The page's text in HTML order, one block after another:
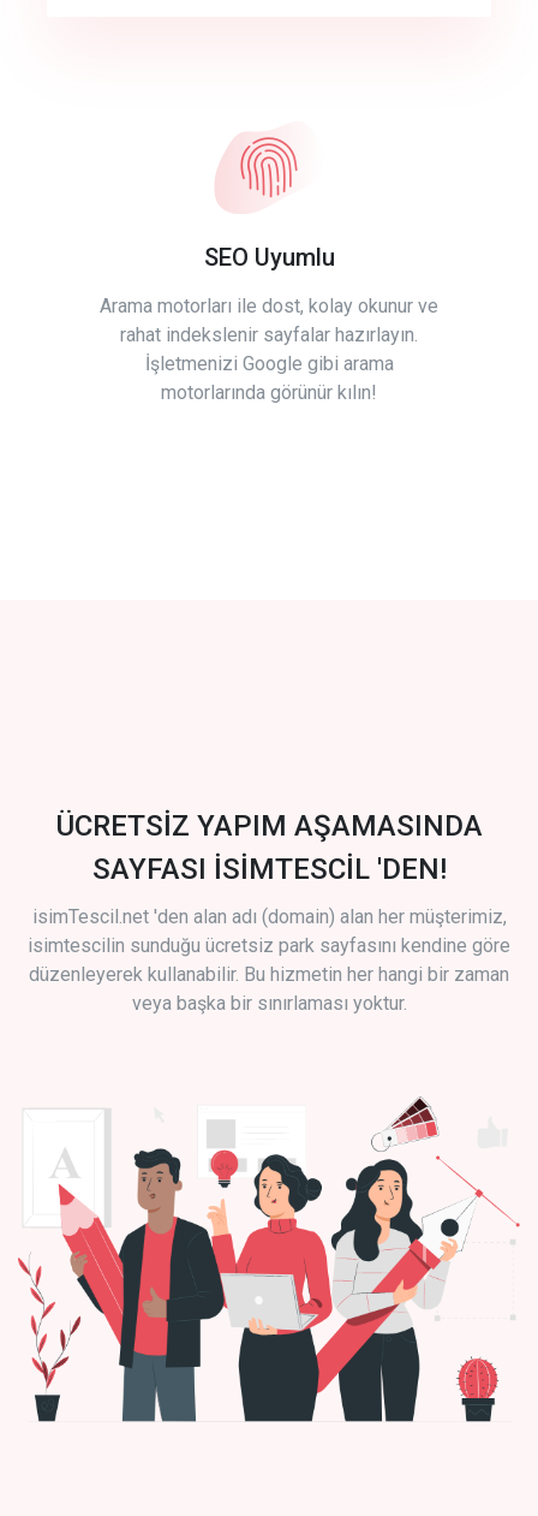
SEO Uyumlu
Arama motorları ile dost, kolay okunur ve
rahat indekslenir sayfalar hazırlayın.
İşletmenizi Google gibi arama
motorlarında görünür kılın!
ÜCRETSİZ YAPIM AŞAMASINDA
SAYFASI İSİMTESCİL 'DEN!
isimTescil.net 'den alan adı (domain) alan her müşterimiz,
isimtescilin sunduğu ücretsiz park sayfasını kendine göre
düzenleyerek kullanabilir. Bu hizmetin her hangi bir zaman
veya başka bir sınırlaması yoktur.